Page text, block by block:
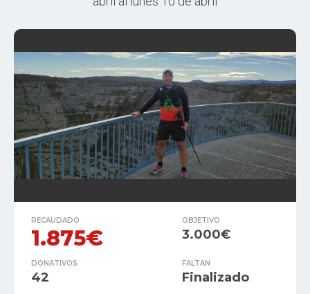
RECAUDADO
1.875€
OBJETIVO
3.000€
DONATIVOS
42
FALTAN
Finalizado